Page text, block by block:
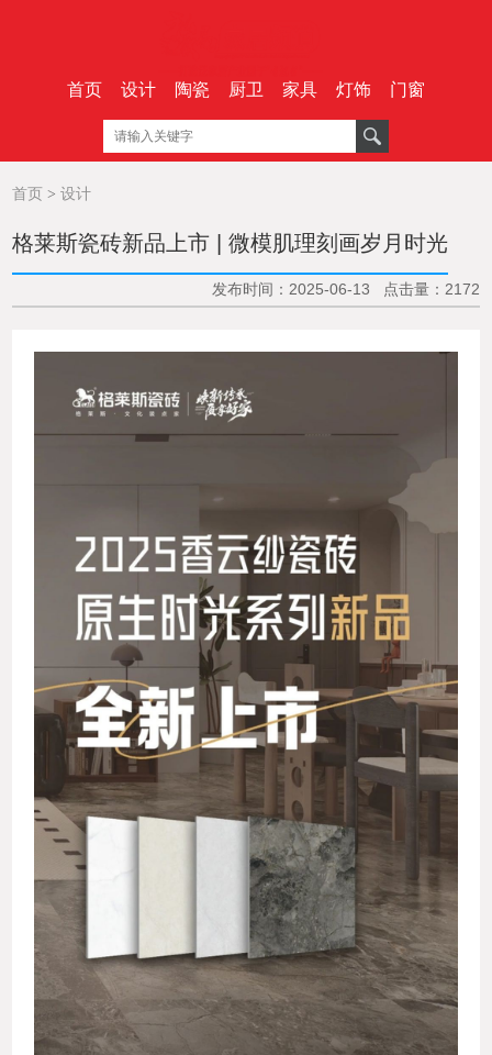
首页 设计 陶瓷 厨卫 家具 灯饰 门窗
首页 >设计
格莱斯瓷砖新品上市 | 微模肌理刻画岁月时光
发布时间：2025-06-13 点击量：2172